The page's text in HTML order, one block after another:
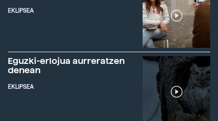
EKLIPSEA
Eguzki-erlojua aurreratzen
denean
EKLIPSEA